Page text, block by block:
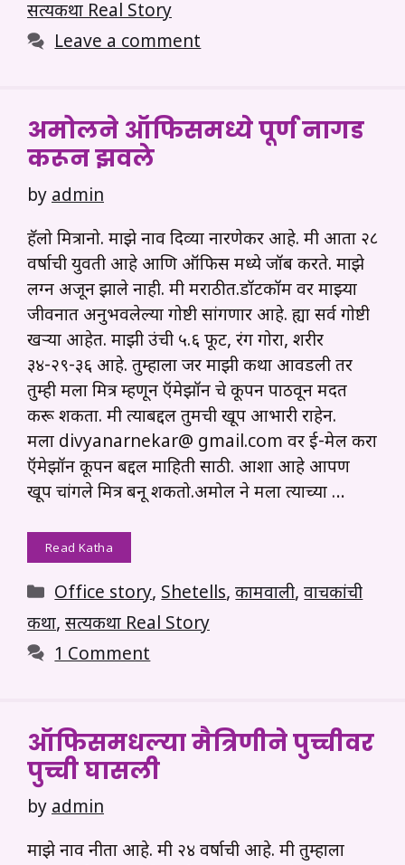
सत्यकथा Real Story
Leave a comment
अमोलने ऑफिसमध्ये पूर्ण नागड
करून झवले
by admin
हॅलो मित्रानो. माझे नाव दिव्या नारणेकर आहे. मी आता २८
वर्षाची युवती आहे आणि ऑफिस मध्ये जॉब करते. माझे
लग्न अजून झाले नाही. मी मराठीत.डॉटकॉम वर माझ्या
जीवनात अनुभवलेल्या गोष्टी सांगणार आहे. ह्या सर्व गोष्टी
खऱ्या आहेत. माझी उंची ५.६ फूट, रंग गोरा, शरीर
३४-२९-३६ आहे. तुम्हाला जर माझी कथा आवडली तर
तुम्ही मला मित्र म्हणून ऍमेझॉन चे कूपन पाठवून मदत
करू शकता. मी त्याबद्दल तुमची खूप आभारी राहेन.
मला divyanarnekar@ gmail.com वर ई-मेल करा
ऍमेझॉन कूपन बद्दल माहिती साठी. आशा आहे आपण
खूप चांगले मित्र बनू शकतो.अमोल ने मला त्याच्या …
Read Katha
Categories
Office story,Shetells,कामवाली,वाचकांची
कथा, सत्यकथा Real Story
1 Comment
ऑफिसमधल्या मैत्रिणीने पुच्चीवर
पुच्ची घासली
by admin
माझे नाव नीता आहे. मी २४ वर्षाची आहे. मी तुम्हाला